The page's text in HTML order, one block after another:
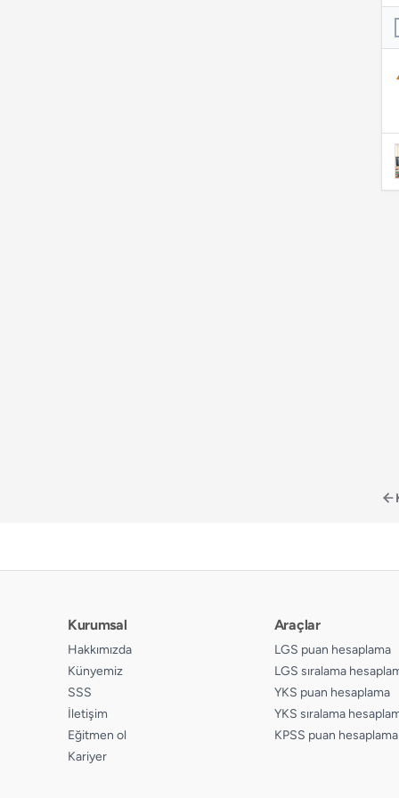
Kurumsal
Hakkımızda
Künyemiz
SSS
İletişim
Eğitmen ol
Kariyer
Araçlar
LGS puan hesaplama
LGS sıralama
YKS puan hesaplama
YKS sıralama
KPSS puan hesaplama